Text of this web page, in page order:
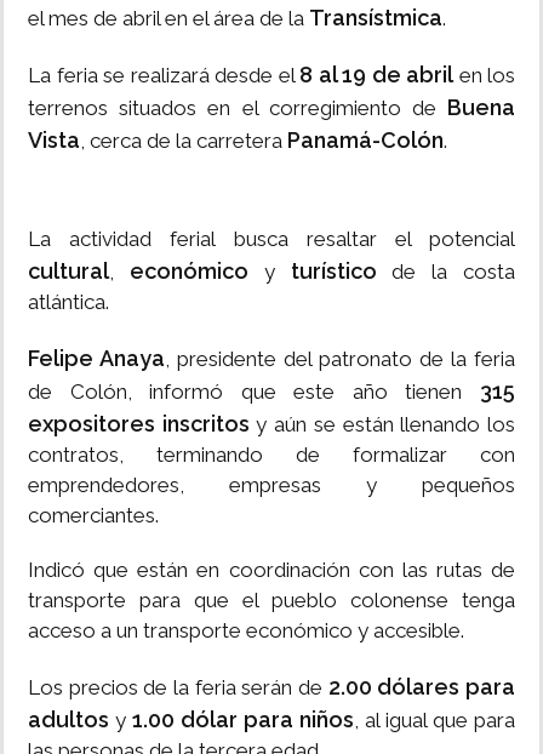
el mes de abril en el área de la Transístmica.
La feria se realizará desde el 8 al 19 de abrilen los
terrenos situados en el corregimiento de Buena
Vista, cerca de la carretera Panamá-Colón.
La actividad ferial busca resaltar el potencial
cultural, económico y turístico de la costa
atlántica.
Felipe Anaya, presidente del patronato de la feria
de Colón, informó que este año tienen 315
expositores inscritos y aún se están llenando los
contratos, terminando de formalizar con
emprendedores, empresas y pequeños
comerciantes.
Indicó que están en coordinación con las rutas de
transporte para que el pueblo colonense tenga
acceso a un transporte económico y accesible.
Los precios de la feria serán de 2.00 dólares para
adultos y 1.00 dólar para niños, al igual que para